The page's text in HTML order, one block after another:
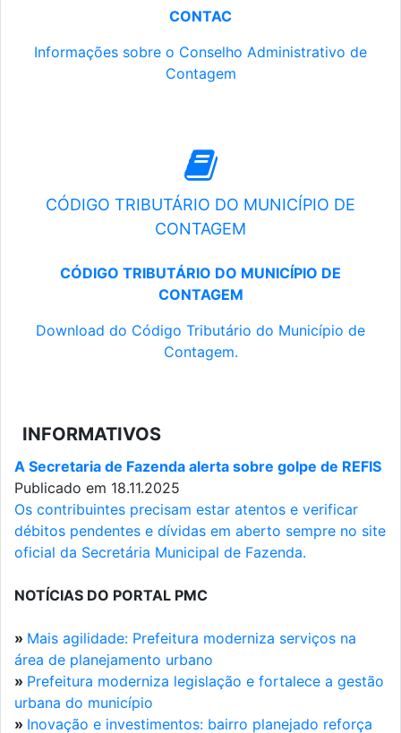
CONTAC
Informações sobre o Conselho Administrativo de
Contagem
CÓDIGO TRIBUTÁRIO DO MUNICÍPIO DE
CONTAGEM
CÓDIGO TRIBUTÁRIO DO MUNICÍPIO DE
CONTAGEM
Download do Código Tributário do Município de
Contagem.
INFORMATIVOS
A Secretaria de Fazenda alerta sobre golpe de REFIS
Publicado em 18.11.2025
Os contribuintes precisam estar atentos e verificar
débitos pendentes e dívidas em aberto sempre no site
oficial da Secretária Municipal de Fazenda.
NOTÍCIAS DO PORTAL PMC
» Mais agilidade: Prefeitura moderniza serviços na
área de planejamento urbano
» Prefeitura moderniza legislação e fortalece a gestão
urbana do município
» Inovação e investimentos: bairro planejado reforça